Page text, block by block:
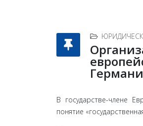
В государстве-члене
понятие